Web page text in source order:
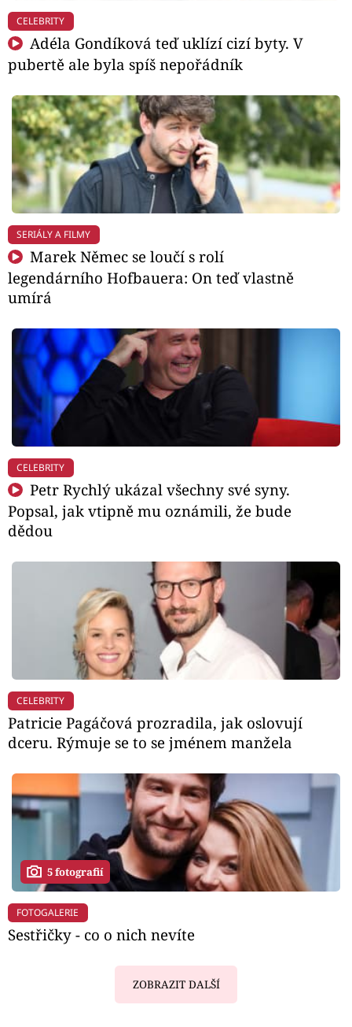
CELEBRITY
Adéla Gondíková teď uklízí cizí byty. V
pubertě ale byla spíš nepořádník
SERIÁLY A FILMY
Marek Němec se loučí s rolí
legendárního Hofbauera: On teď vlastně
umírá
CELEBRITY
Petr Rychlý ukázal všechny své syny.
Popsal, jak vtipně mu oznámili, že bude
dědou
CELEBRITY
Patricie Pagáčová prozradila, jak oslovují
dceru. Rýmuje se to se jménem manžela
5 fotografií
FOTOGALERIE
Sestřičky - co o nich nevíte
ZOBRAZIT DALŠÍ